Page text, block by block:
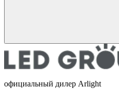
официальный дилер Arlight